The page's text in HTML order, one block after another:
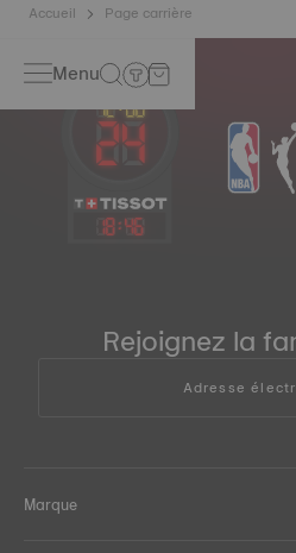
Accueil Page carrière
Menu
18:46
Rejoignez la
Adresse
Marque